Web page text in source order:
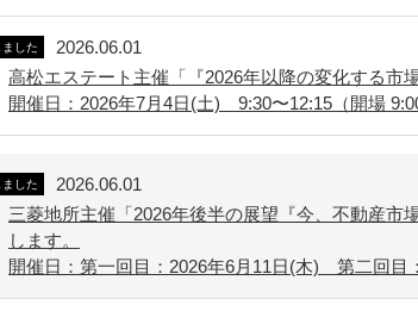
した
2026.06.01
高松エステート主催「『2026年以降の変化する市
開催日：2026年7月4日(土) 9:30〜12:15（開場 9:00
した
2026.06.01
三菱地所主催「2026年後半の展望『今、不動産
します。
開催日：第一回目：2026年6月11日(木) 第二回目